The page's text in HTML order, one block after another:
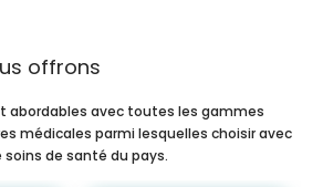
offrons
abordables avec toutes les gammes
médicales parmi lesquelles choisir avec
de santé du pays.